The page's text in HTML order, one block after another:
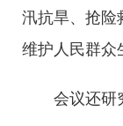
汛抗旱、抢险
维护人民群众
会议还研